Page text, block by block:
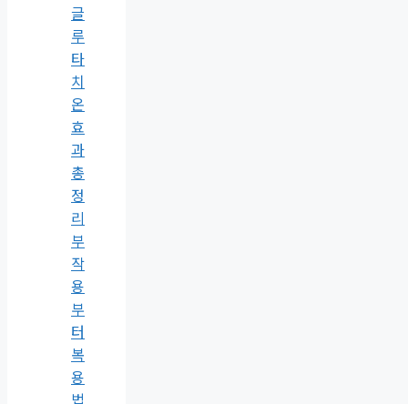
글
루
타
치
온
효
과
총
정
리
부
작
용
부
터
복
용
법